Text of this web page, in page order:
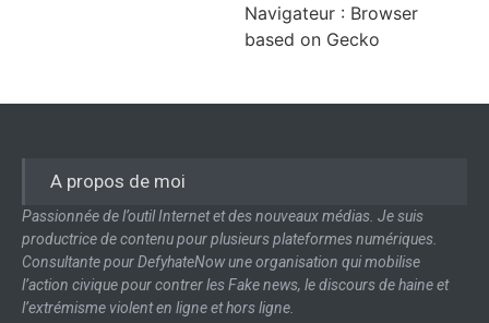
Navigateur : Browser
based on Gecko
A propos de moi
Passionnée de l’outil Internet et des nouveaux médias. Je suis
productrice de contenu pour plusieurs plateformes numériques.
Consultante pour DefyhateNow une organisation qui mobilise
l’action civique pour contrer les Fake news, le discours de haine et
l’extrémisme violent en ligne et hors ligne.